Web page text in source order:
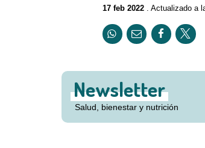
17 feb 2022. Actualizado a
Newsletter
Salud, bienestar y nutrición